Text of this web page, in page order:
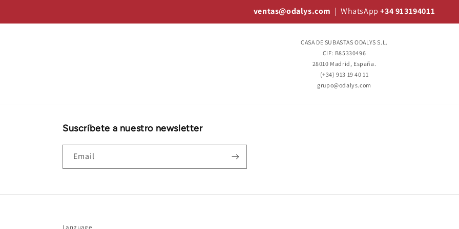
ventas@odalys.com | WhatsApp+34 913194011
CASA DE SUBASTAS ODALYS S.L.
CIF: B85330496
28010 Madrid, España.
(+34) 913 19 40 11
grupo@odalys.com
Suscríbete a nuestro newsletter
Email